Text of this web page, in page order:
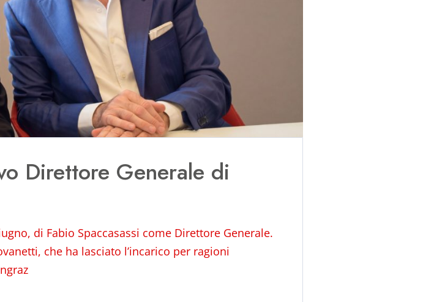
Direttore Generale di
di Fabio Spaccasassi come Direttore Generale.
che ha lasciato l’incarico per ragioni